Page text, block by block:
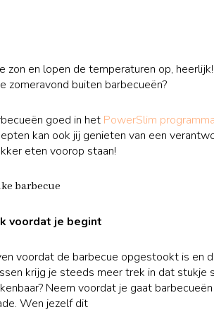
zon en lopen de temperaturen op,
zomeravond buiten barbecueën?
goed in het PowerSlim programma
kan ook jij genieten van een
eten voorop staan!
barbecue
voordat je begint
voordat de barbecue opgestookt is en
krijg je steeds meer trek in dat stukje
Neem voordat je gaat
Wen jezelf dit